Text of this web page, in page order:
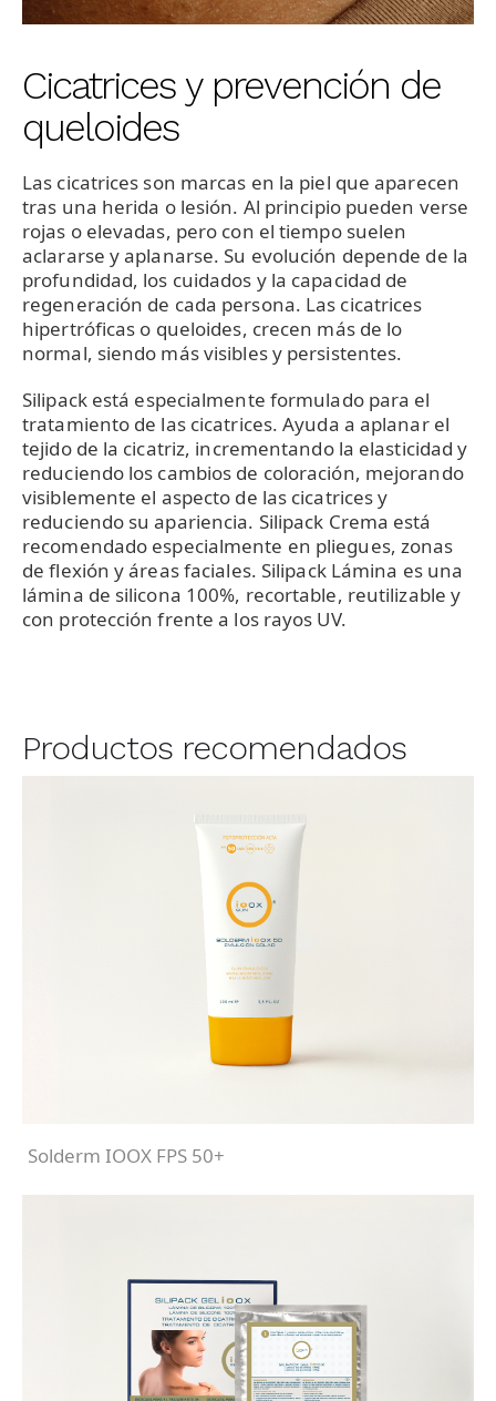
Cicatrices y prevención de
queloides
Las cicatrices son marcas en la piel que aparecen
tras una herida o lesión. Al principio pueden verse
rojas o elevadas, pero con el tiempo suelen
aclararse y aplanarse. Su evolución depende de la
profundidad, los cuidados y la capacidad de
regeneración de cada persona. Las cicatrices
hipertróficas o queloides, crecen más de lo
normal, siendo más visibles y persistentes.
Silipack está especialmente formulado para el
tratamiento de las cicatrices. Ayuda a aplanar el
tejido de la cicatriz, incrementando la elasticidad y
reduciendo los cambios de coloración, mejorando
visiblemente el aspecto de las cicatrices y
reduciendo su apariencia. Silipack Crema está
recomendado especialmente en pliegues, zonas
de flexión y áreas faciales. Silipack Lámina es una
lámina de silicona 100%, recortable, reutilizable y
con protección frente a los rayos UV.
Productos recomendados
Solderm IOOX FPS 50+